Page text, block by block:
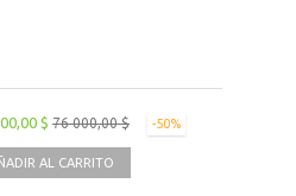
$ 76 000,00 $ -50%
AL CARRITO